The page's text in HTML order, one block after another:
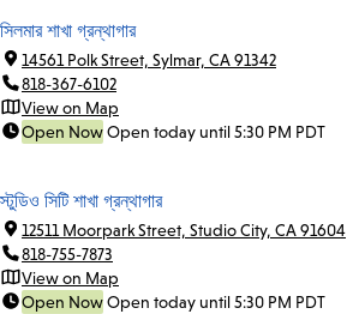
সিলমার শাখা গ্রন্থাগার
14561 Polk Street, Sylmar, CA 91342
818-367-6102
View on Map
Open NowOpen today until 5:30 PM PDT
স্টুডিও সিটি শাখা গ্রন্থাগার
12511 Moorpark Street, Studio City, CA 91604
818-755-7873
View on Map
Open NowOpen today until 5:30 PM PDT